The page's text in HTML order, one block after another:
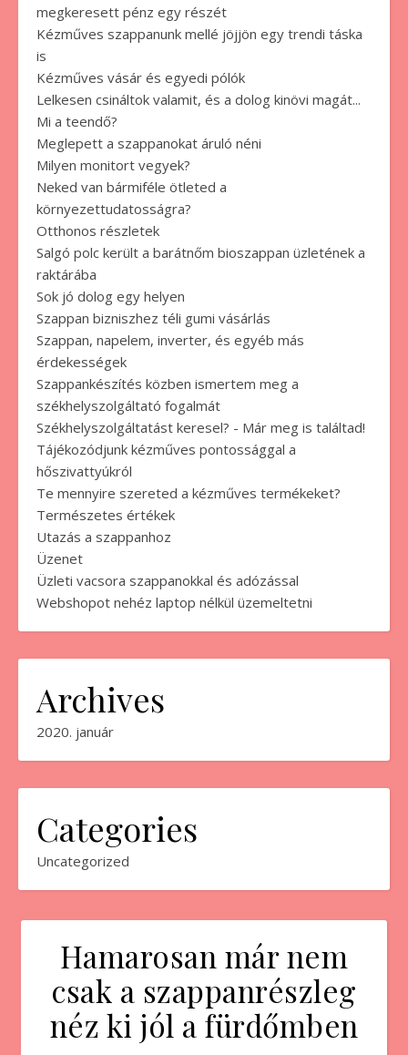
megkeresett pénz egy részét
Kézműves szappanunk mellé jöjjön egy trendi táska
is
Kézműves vásár és egyedi pólók
Lelkesen csináltok valamit, és a dolog kinövi magát...
Mi a teendő?
Meglepett a szappanokat áruló néni
Milyen monitort vegyek?
Neked van bármiféle ötleted a
környezettudatosságra?
Otthonos részletek
Salgó polc került a barátnőm bioszappan üzletének a
raktárába
Sok jó dolog egy helyen
Szappan bizniszhez téli gumi vásárlás
Szappan, napelem, inverter, és egyéb más
érdekességek
Szappankészítés közben ismertem meg a
székhelyszolgáltató fogalmát
Székhelyszolgáltatást keresel? - Már meg is találtad!
Tájékozódjunk kézműves pontossággal a
hőszivattyúkról
Te mennyire szereted a kézműves termékeket?
Természetes értékek
Utazás a szappanhoz
Üzenet
Üzleti vacsora szappanokkal és adózással
Webshopot nehéz laptop nélkül üzemeltetni
Archives
2020. január
Categories
Uncategorized
Hamarosan már nem
csak a szappanrészleg
néz ki jól a fürdőmben